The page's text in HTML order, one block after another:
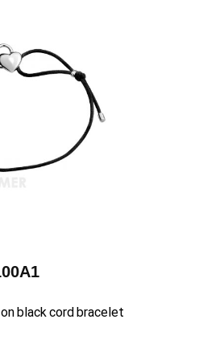
black cord bracelet